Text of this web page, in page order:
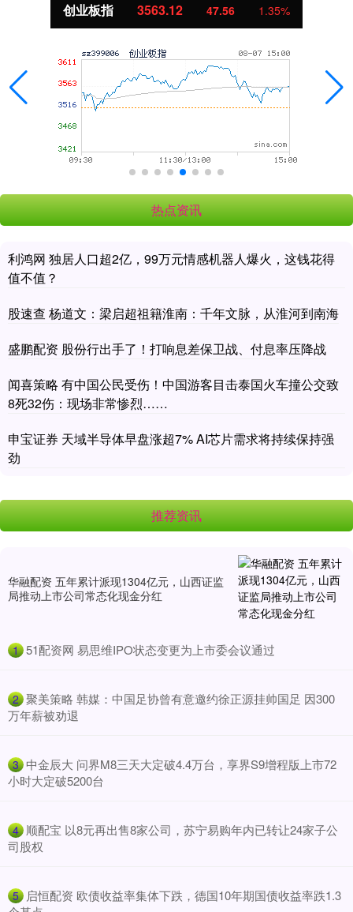
创业板指 3563.12 47.56 1.35%
热点资讯
利鸿网 独居人口超2亿，99万元情感机器人爆火，这钱花得
值不值？
股速查 杨道文：梁启超祖籍淮南：千年文脉，从淮河到南海
盛鹏配资 股份行出手了！打响息差保卫战、付息率压降战
闻喜策略 有中国公民受伤！中国游客目击泰国火车撞公交致
8死32伤：现场非常惨烈……
申宝证券 天域半导体早盘涨超7% AI芯片需求将持续保持强
劲
推荐资讯
华融配资 五年累计派现1304亿元，山西证监
局推动上市公司常态化现金分红
1 ​51配资网 易思维IPO状态变更为上市委会议通过
2 ​聚美策略 韩媒：中国足协曾有意邀约徐正源挂帅国足 因300
万年薪被劝退
3 ​中金辰大 问界M8三天大定破4.4万台，享界S9增程版上市72
小时大定破5200台
4 ​顺配宝 以8元再出售8家公司，苏宁易购年内已转让24家子公
司股权
5 ​启恒配资 欧债收益率集体下跌，德国10年期国债收益率跌1.3